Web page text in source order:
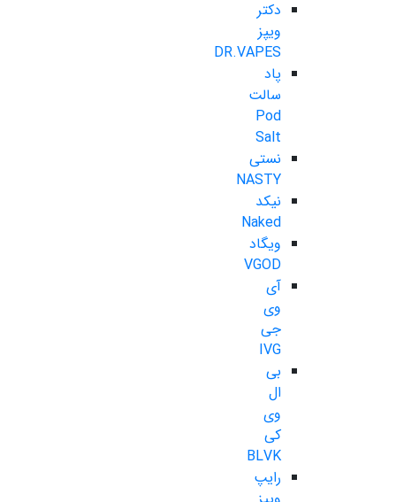
دکتر
ویپز
DR.VAPES
پاد
سالت
Pod
Salt
نستی
NASTY
نیکد
Naked
ویگاد
VGOD
آی
وی
جی
IVG
بی
ال
وی
کی
BLVK
رایپ